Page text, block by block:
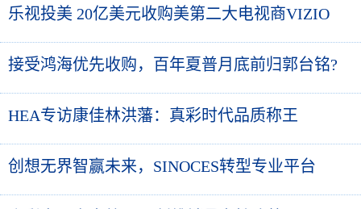
乐视投美 20亿美元收购美第二大电视商VIZIO
接受鸿海优先收购，百年夏普月底前归郭台铭?
HEA专访康佳林洪藩：真彩时代品质称王
创想无界智赢未来，SINOCES转型专业平台